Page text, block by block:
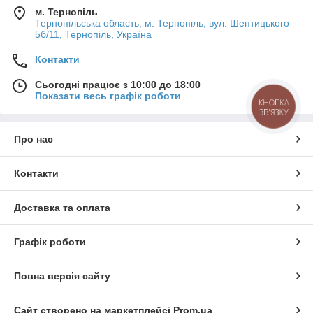
м. Тернопіль
Тернопільська область, м. Тернопіль, вул. Шептицького
5б/11, Тернопіль, Україна
Контакти
Сьогодні працює з 10:00 до 18:00
Показати весь графік роботи
Про нас
Контакти
Доставка та оплата
Графік роботи
Повна версія сайту
Сайт створено на маркетплейсі Prom.ua
КНОПКА
ЗВ'ЯЗКУ